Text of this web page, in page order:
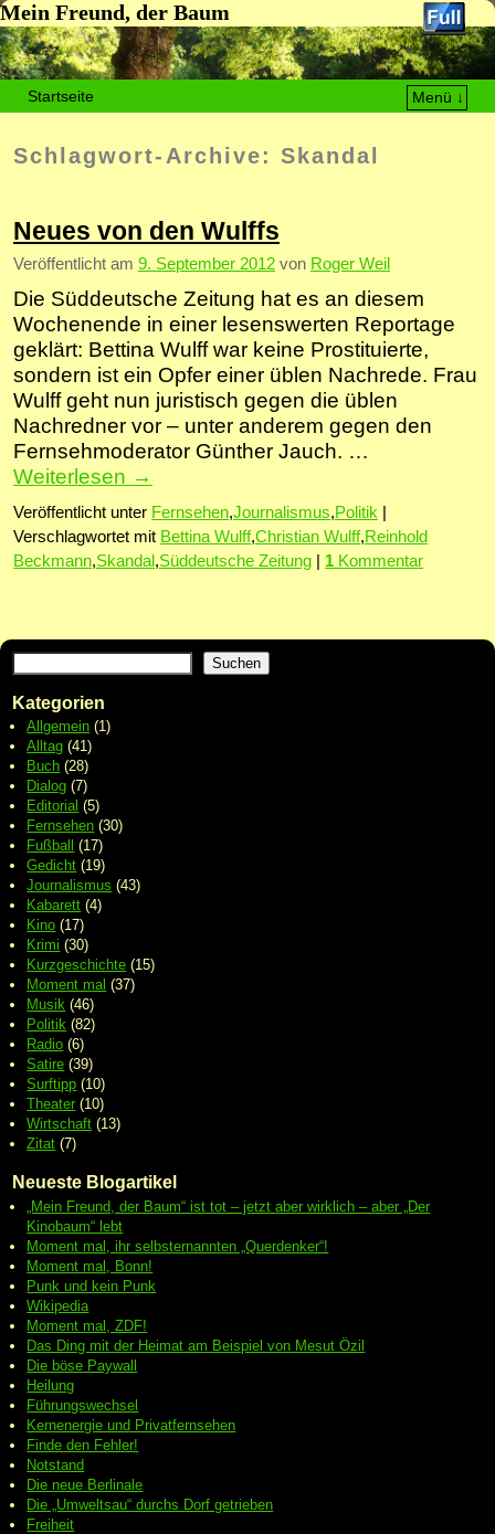
Mein Freund, der Baum
Startseite
Menü ↓
Schlagwort-Archive: Skandal
Neues von den Wulffs
Veröffentlicht am 9. September 2012 von Roger Weil
Die Süddeutsche Zeitung hat es an diesem
Wochenende in einer lesenswerten Reportage
geklärt: Bettina Wulff war keine Prostituierte,
sondern ist ein Opfer einer üblen Nachrede. Frau
Wulff geht nun juristisch gegen die üblen
Nachredner vor – unter anderem gegen den
Fernsehmoderator Günther Jauch. …
Weiterlesen →
Veröffentlicht unter Fernsehen,Journalismus,Politik
Verschlagwortet mit Bettina Wulff,Christian Wulff,Reinhold
Beckmann,Skandal ,Süddeutsche Zeitung 1 Kommentar
Suchen
Kategorien
Allgemein (1)
Alltag (41)
Buch (28)
Dialog (7)
Editorial (5)
Fernsehen (30)
Fußball (17)
Gedicht (19)
Journalismus (43)
Kabarett (4)
Kino (17)
Krimi (30)
Kurzgeschichte (15)
Moment mal (37)
Musik (46)
Politik (82)
Radio (6)
Satire (39)
Surftipp (10)
Theater (10)
Wirtschaft (13)
Zitat (7)
Neueste Blogartikel
„Mein Freund, der Baum“ ist tot – jetzt aber wirklich – aber „Der
Kinobaum“ lebt
Moment mal, ihr selbsternannten „Querdenker“!
Moment mal, Bonn!
Punk und kein Punk
Wikipedia
Moment mal, ZDF!
Das Ding mit der Heimat am Beispiel von Mesut Özil
Die böse Paywall
Heilung
Führungswechsel
Kernenergie und Privatfernsehen
Finde den Fehler!
Notstand
Die neue Berlinale
Die „Umweltsau“ durchs Dorf getrieben
Freiheit